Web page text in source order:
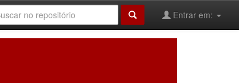
Entrar em: